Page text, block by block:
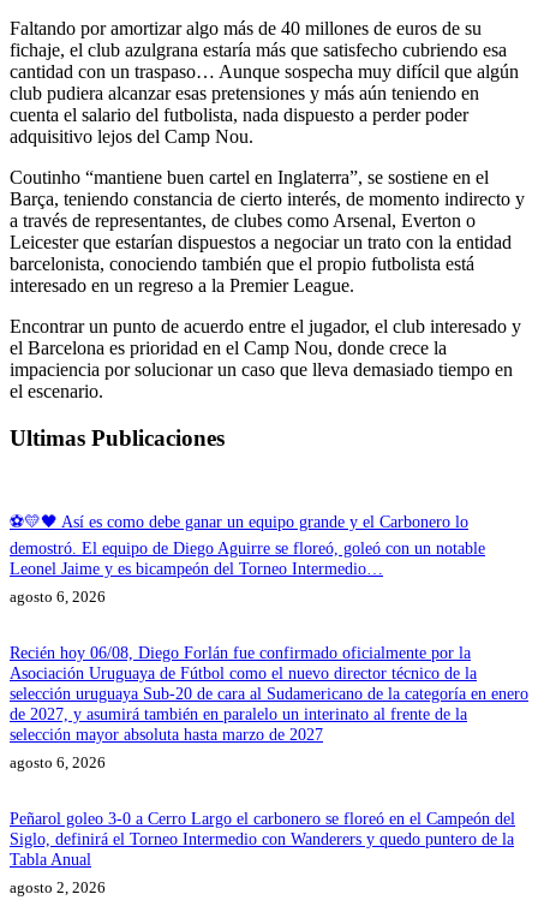
Faltando por amortizar algo más de 40 millones de euros de su
fichaje, el club azulgrana estaría más que satisfecho cubriendo esa
cantidad con un traspaso… Aunque sospecha muy difícil que algún
club pudiera alcanzar esas pretensiones y más aún teniendo en
cuenta el salario del futbolista, nada dispuesto a perder poder
adquisitivo lejos del Camp Nou.
Coutinho “mantiene buen cartel en Inglaterra”, se sostiene en el
Barça, teniendo constancia de cierto interés, de momento indirecto y
a través de representantes, de clubes como Arsenal, Everton o
Leicester que estarían dispuestos a negociar un trato con la entidad
barcelonista, conociendo también que el propio futbolista está
interesado en un regreso a la Premier League.
Encontrar un punto de acuerdo entre el jugador, el club interesado y
el Barcelona es prioridad en el Camp Nou, donde crece la
impaciencia por solucionar un caso que lleva demasiado tiempo en
el escenario.
Ultimas Publicaciones
⚽💛🖤 Así es como debe ganar un equipo grande y el Carbonero lo
demostró. El equipo de Diego Aguirre se floreó, goleó con un notable
Leonel Jaime y es bicampeón del Torneo Intermedio…
agosto 6, 2026
Recién hoy 06/08, Diego Forlán fue confirmado oficialmente por la
Asociación Uruguaya de Fútbol como el nuevo director técnico de la
selección uruguaya Sub-20 de cara al Sudamericano de la categoría en enero
de 2027, y asumirá también en paralelo un interinato al frente de la
selección mayor absoluta hasta marzo de 2027
agosto 6, 2026
Peñarol goleo 3-0 a Cerro Largo el carbonero se floreó en el Campeón del
Siglo, definirá el Torneo Intermedio con Wanderers y quedo puntero de la
Tabla Anual
agosto 2, 2026